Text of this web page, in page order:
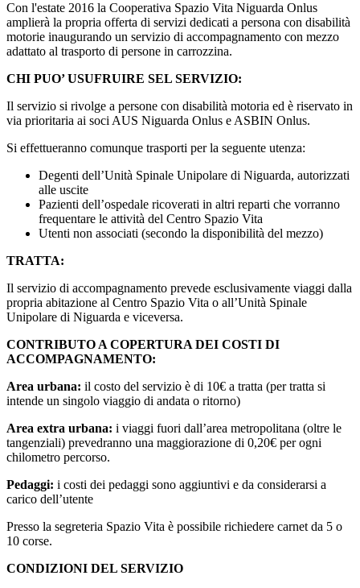
Con l'estate 2016 la Cooperativa Spazio Vita Niguarda Onlus
amplierà la propria offerta di servizi dedicati a persona con disabilità
motorie inaugurando un servizio di accompagnamento con mezzo
adattato al trasporto di persone in carrozzina.
CHI PUO’ USUFRUIRE SEL SERVIZIO:
Il servizio si rivolge a persone con disabilità motoria ed è riservato in
via prioritaria ai soci AUS Niguarda Onlus e ASBIN Onlus.
Si effettueranno comunque trasporti per la seguente utenza:
Degenti dell’Unità Spinale Unipolare di Niguarda, autorizzati
alle uscite
Pazienti dell’ospedale ricoverati in altri reparti che vorranno
frequentare le attività del Centro Spazio Vita
Utenti non associati (secondo la disponibilità del mezzo)
TRATTA:
Il servizio di accompagnamento prevede esclusivamente viaggi dalla
propria abitazione al Centro Spazio Vita o all’Unità Spinale
Unipolare di Niguarda e viceversa.
CONTRIBUTO A COPERTURA DEI COSTI DI
ACCOMPAGNAMENTO:
Area urbana: il costo del servizio è di 10€ a tratta (per tratta si
intende un singolo viaggio di andata o ritorno)
Area extra urbana: i viaggi fuori dall’area metropolitana (oltre le
tangenziali) prevedranno una maggiorazione di 0,20€ per ogni
chilometro percorso.
Pedaggi: i costi dei pedaggi sono aggiuntivi e da considerarsi a
carico dell’utente
Presso la segreteria Spazio Vita è possibile richiedere carnet da 5 o
10 corse.
CONDIZIONI DEL SERVIZIO